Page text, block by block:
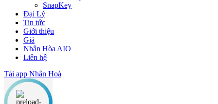
SnapKey
Đại Lý
Tin tức
Giới thiệu
Giá
Nhân Hòa AIO
Liên hệ
Tải app Nhân Hoà
Nội dung chính